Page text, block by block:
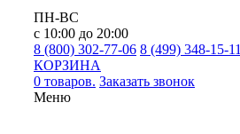
ПН-ВС
с 10:00 до 20:00
8 (800) 302-77-06 8 (499) 348-15-11
КОРЗИНА
0 товаров. Заказать звонок
Меню